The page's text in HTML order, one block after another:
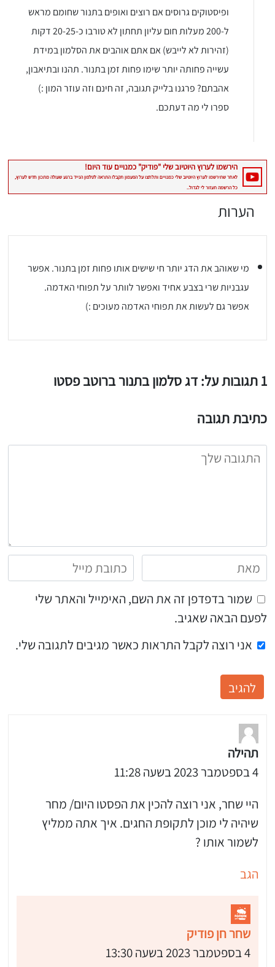
אותי באינסטגרם
ופיסטוקים גרוסים אם רוצים ואופים בתנור שחומם מראש
ל-200 מעלות חום עליון תחתון לא טורבו כ-20-25 דקות
(זהירות לא לייבש) אם אתם אוהבים את הסלמון במידת
עשייה פחותה יותר שימו פחות זמן בתנור. תהנו ובתיאבון,
אהבתם? פרגנו בלייק תגובה, זה חינם וזה עוזר המון :)
ספרו לי מה דעתכם.
הערות
מי שאוהב את הדג יותר חי שישים אותו פחות זמן בתנור. אפשר
עגבניות שרי בצבע אחיד ואפשר לוותר על תפוחי האדמה.
אפשר גם לעשות את תפוחי האדמה מעוכים :)
1 תגובות על: דג סלמון בתנור ברוטב פסטו
כתיבת תגובה
שמור בדפדפן זה את השם, האימייל והאתר שלי
לפעם הבאה שאגיב.
אני רוצה לקבל התראות כאשר מגיבים לתגובה שלי.
תהילה
4 בספטמבר 2023 בשעה 11:28
היי שחר, אני רוצה להכין את הפסטו היום/ מחר
שיהיה לי מוכן לתקופת החגים. איך אתה ממליץ
לשמור אותו ?
הגב
שחר חן פודיק
4 בספטמבר 2023 בשעה 13:30